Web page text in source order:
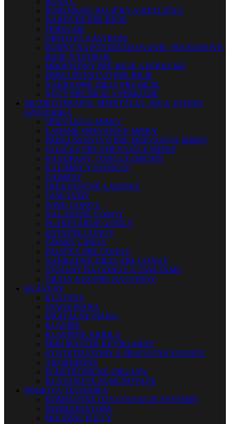
BUBENÍCKE PALIČKY A METLIČKY
HARDVÉR PRE BICIE
PERKUSIE
ORFFOVÉ NÁSTROJE
BUBNY NA POVZBUDZOVANIE, POCHODOVÉ
BICIE NÁSTROJE
MIKROFÓNY PRE BICIE A PERKUSIE
PRÍSLUŠENSTVO PRE BICIE
NÁHRADNÉ DIELY PRE BICIE
NOTY PRE BICIE A PERKUSIE
MUZIKOTERAPIA, MEDITÁCIA, JOGA, ETHNO,
EZOTERIKA
SPIEVAJÚCE MISKY
LADENÉ SPIEVAJÚCE MISKY
PRISLUŠENSTVO PRE SPIEVAJÚCE MISKY
PALIČKY PRE SPIEVAJÚCE MISKY
HANDPANY, TONGUE DRUMY
KALIMBY A SANSULY
CHIMESY
FREKVENČNÉ LADIČKY
TAM-TAMY
WIND GONGY
NALADENÉ GONGY
PLANETÁRNE GONGY
OSTATNÉ GONGY
ČÍNSKE ČINELY
PALIČKY PRE GONGY
NÁHRADNÉ DIELY PRE GONGY
STOJANY NA GONGY A TAM-TAMY
OBALY A KUFRE NA GONGY
KLÁVESY
KLÁVESY
STAGE PIÁNA
DIGITÁLNE PIÁNA
KLAVÍRE
KLAVÍRNE KRÍDLA
MIDI MASTER KEYBOARDY
SYNTETIZÁTORY A PRACOVNÉ STANICE
AKORDEÓNY
ELEKTRONICKÉ ORGANY
KLÁVESOVÉ ZOSILŇOVAČE
PÓDIOVÁ TECHNIKA
KOMPLETNÉ OZVUČOVACIE SYSTÉMY
REPRODUKTORY
MIXÁŽNE PULTY